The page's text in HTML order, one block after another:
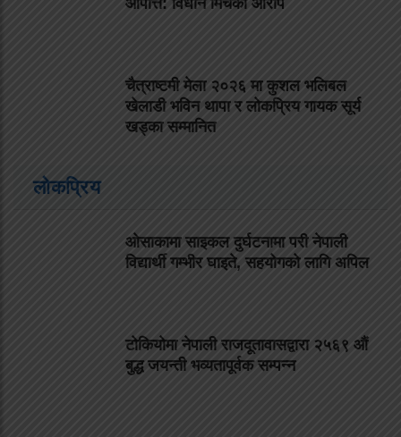
आपत्ति: विधान मिचेको आरोप
चैत्राष्टमी मेला २०२६ मा कुशल भलिबल
खेलाडी भविन थापा र लोकप्रिय गायक सूर्य
खड्का सम्मानित
लोकप्रिय
ओसाकामा साइकल दुर्घटनामा परी नेपाली
विद्यार्थी गम्भीर घाइते, सहयोगको लागि अपिल
टोकियोमा नेपाली राजदूतावासद्वारा २५६९ औं
बुद्ध जयन्ती भव्यतापूर्वक सम्पन्न